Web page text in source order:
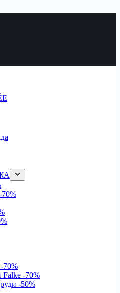
-70%
-70%
Falke -70%
-50%